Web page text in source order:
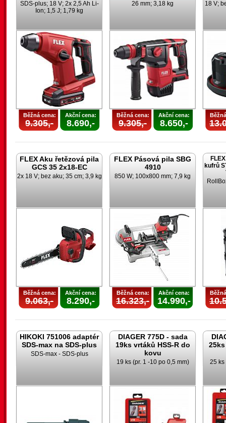
SDS-plus; 18 V; 2x 2,5 Ah Li-
Ion; 1,5 J; 1,79 kg
Běžná cena:
9.305,-
Akční cena:
8.690,-
26 mm; 3,18 kg
Běžná cena:
9.305,-
Akční cena:
8.650,-
18 V;
FLEX Aku řetězová pila
GCS 35 2x18-EC
2x 18 V; bez aku; 35 cm; 3,9 kg
Běžná cena:
9.063,-
Akční cena:
8.290,-
FLEX Pásová pila SBG
4910
850 W; 100x800 mm; 7,9 kg
Běžná cena:
16.323,-
Akční cena:
14.990,-
kufrů
HIKOKI 751006 adaptér
SDS-max na SDS-plus
SDS-max - SDS-plus
DIAGER 775D - sada
19ks vrtáků HSS-R do
kovu
19 ks (pr. 1 -10 po 0,5 mm) 25 ks